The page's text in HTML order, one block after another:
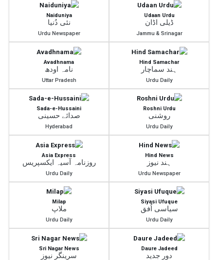
Udaan Urdu
ڈیلی اڈان
Jammu & Srinagar
Naiduniya
نئی دُنیا
Urdu Newspaper
Hind Samachar
ہند سماچار
Urdu Daily
Avadhnama
نامہ اودھ
Uttar Pradesh
Roshni Urdu
روشنی
Urdu Daily
Sada-e-Hussaini
صدائے حسینی
Hyderabad
Hind News
ہند نیوز
Urdu Newspaper
Asia Express
روزنامہ آسیہ ایکسپریس
Urdu Daily
Siyasi Ufuque
سیاسی اُفق
Urdu Daily
Milap
ملاپ
Urdu Daily
Daure Jadeed
دور جدید
Sri Nagar News
سرینگر نیوز